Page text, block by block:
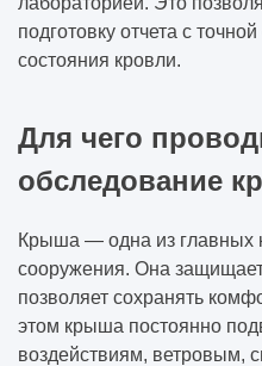
подготовку отчета с
состояния кровли.
Для чего
обследование
Крыша — одна из главных
сооружения. Она
позволяет сохранять
этом крыша постоянно
воздействиям, ветровым,